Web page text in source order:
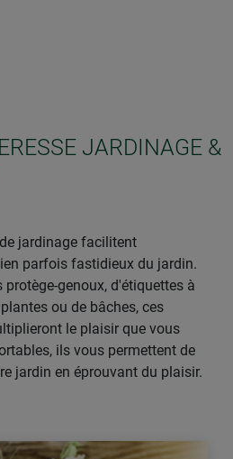
JARDINAGE &
jardinage facilitent
parfois fastidieux du jardin.
genoux, d'étiquettes à
ou de bâches, ces
le plaisir que vous
ils vous permettent de
jardin en éprouvant du plaisir.